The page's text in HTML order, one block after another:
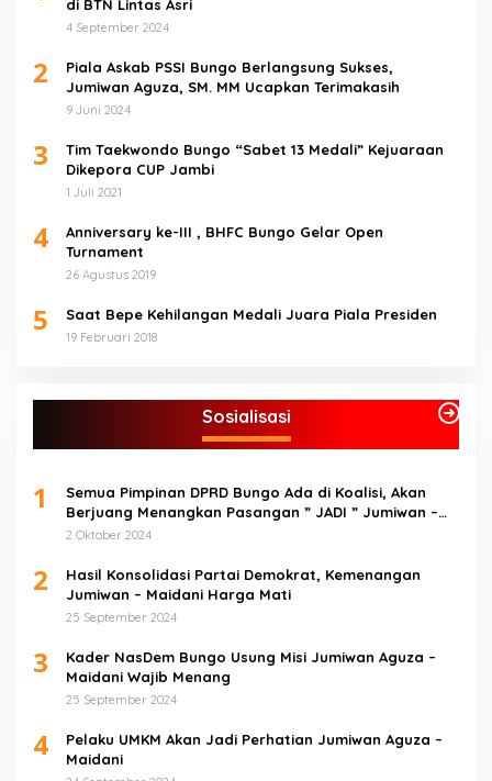
di BTN Lintas Asri
4 September 2024
2
Piala Askab PSSI Bungo Berlangsung Sukses,
Jumiwan Aguza, SM. MM Ucapkan Terimakasih
9 Juni 2024
3
Tim Taekwondo Bungo “Sabet 13 Medali” Kejuaraan
Dikepora CUP Jambi
1 Juli 2021
4
Anniversary ke-III , BHFC Bungo Gelar Open
Turnament
26 Agustus 2019
5 Saat Bepe Kehilangan Medali Juara Piala Presiden
19 Februari 2018
Sosialisasi
1
Semua Pimpinan DPRD Bungo Ada di Koalisi, Akan
Berjuang Menangkan Pasangan ” JADI ” Jumiwan –
Maidani.
2 Oktober 2024
2
Hasil Konsolidasi Partai Demokrat, Kemenangan
Jumiwan – Maidani Harga Mati
25 September 2024
3
Kader NasDem Bungo Usung Misi Jumiwan Aguza –
Maidani Wajib Menang
25 September 2024
4
Pelaku UMKM Akan Jadi Perhatian Jumiwan Aguza –
Maidani